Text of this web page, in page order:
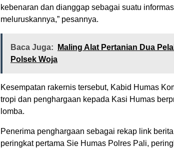
kebenaran dan dianggap sebagai suatu
meluruskannya,” pesannya.
Baca Juga:
Maling Alat Pertanian Dua
Polsek Woja
Kesempatan rakernis tersebut, Kabid Humas
tropi dan penghargaan kepada Kasi Humas
lomba.
Penerima penghargaan sebagai rekap link
peringkat pertama Sie Humas Polres Pali,